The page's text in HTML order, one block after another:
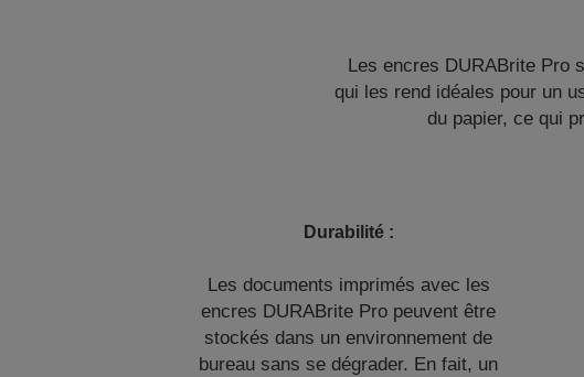
Les encres DURABrite Pro
qui les rend idéales pour un
du papier, ce qui
Durabilité :
Les documents imprimés avec les
encres DURABrite Pro peuvent être
stockés dans un environnement de
bureau sans se dégrader. En fait, un